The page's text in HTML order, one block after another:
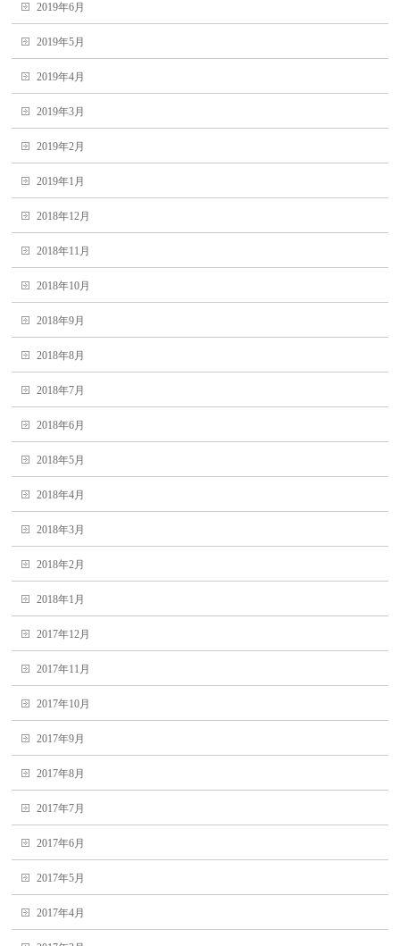
2019年6月
2019年5月
2019年4月
2019年3月
2019年2月
2019年1月
2018年12月
2018年11月
2018年10月
2018年9月
2018年8月
2018年7月
2018年6月
2018年5月
2018年4月
2018年3月
2018年2月
2018年1月
2017年12月
2017年11月
2017年10月
2017年9月
2017年8月
2017年7月
2017年6月
2017年5月
2017年4月